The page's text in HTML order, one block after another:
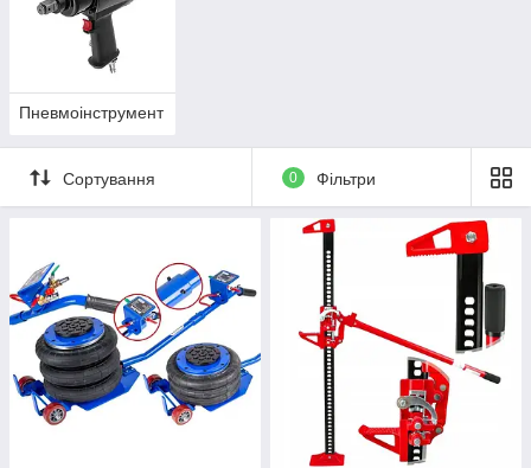
Пневмоінструмент
Сортування 0 Фільтри